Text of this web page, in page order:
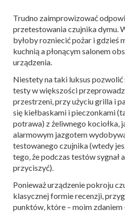
Trudno zaimprowizować
przetestowania czujnika dymu.
byłoby rozniecić pożar i gdzieś
kuchnią a płonącym salonem
urządzenia.
Niestety na taki luksus pozwolić
testy w większości
przestrzeni, przy użyciu grilla i
się kiełbaskami i pieczonkami
potrawa) z żeliwnego kociołka,
alarmowym jazgotem
testowanego czujnika (wtedy
tego, że podczas testów sygnał
przyciszyć).
Ponieważ urządzenie pokroju
klasycznej formie recenzji,
punktów, które – moim zdaniem